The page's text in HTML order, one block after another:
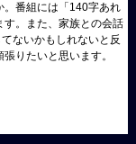
番組には「140字あれ
。また、家族との会話
ないかもしれないと反
りたいと思います。